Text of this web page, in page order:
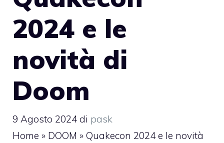
2024 e le
novità di
Doom
9 Agosto 2024 di pask
Home » DOOM » Quakecon 2024 e le novità